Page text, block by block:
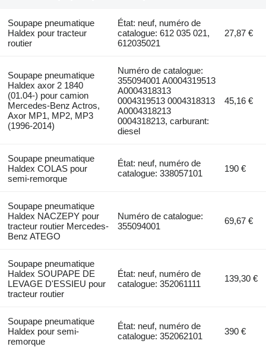
Soupape pneumatique
Haldex pour tracteur
routier
État: neuf, numéro de
catalogue: 612 035 021,
612035021
27,87 €
Soupape pneumatique
Haldex axor 2 1840
(01.04-) pour camion
Mercedes-Benz Actros,
Axor MP1, MP2, MP3
(1996-2014)
Numéro de catalogue:
355094001 A0004319513
A0004318313
0004319513 0004318313
A0004318213
0004318213, carburant:
diesel
45,16 €
Soupape pneumatique
Haldex COLAS pour
semi-remorque
État: neuf, numéro de
catalogue: 338057101
190 €
Soupape pneumatique
Haldex NACZEPY pour
tracteur routier Mercedes-
Benz ATEGO
Numéro de catalogue:
355094001
69,67 €
Soupape pneumatique
Haldex SOUPAPE DE
LEVAGE D'ESSIEU pour
tracteur routier
État: neuf, numéro de
catalogue: 352061111
139,30 €
Soupape pneumatique
Haldex pour semi-
remorque
État: neuf, numéro de
catalogue: 352062101
390 €